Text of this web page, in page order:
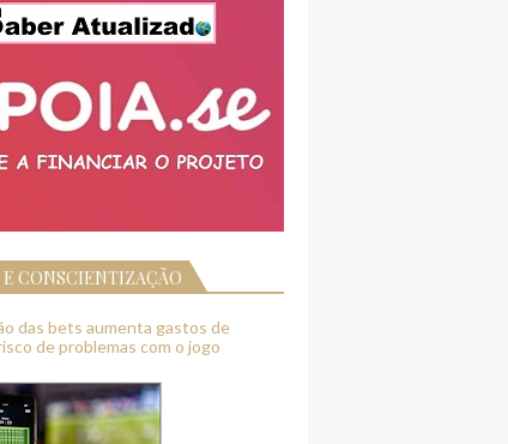
E CONSCIENTIZAÇÃO
das bets aumenta gastos de
de problemas com o jogo